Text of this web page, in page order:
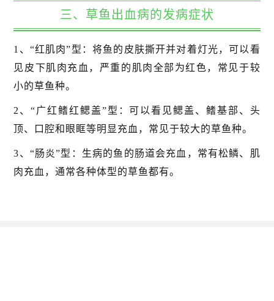
三、草鱼出血病的发病症状
1、“红肌肉”型：将鱼的皮肤撕开并对着灯光，可以看
见皮下肌肉充血，严重的肌肉全部为红色，常见于较
小的草鱼种。
2、“广红鳍红鳃盖”型：可以看见鳃盖、鳍基部、头
顶、口腔和眼眶等明显充血，常见于较大的草鱼种。
3、“肠炎”型：生病的鱼的肠道会充血，常有松鳞、肌
肉充血，通常各种体型的草鱼都有。